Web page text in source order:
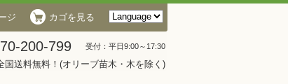
ジ カゴを見る
200-799 受付：平日9:00～17:30
国送料無料！(オリーブ苗木・木を除く)